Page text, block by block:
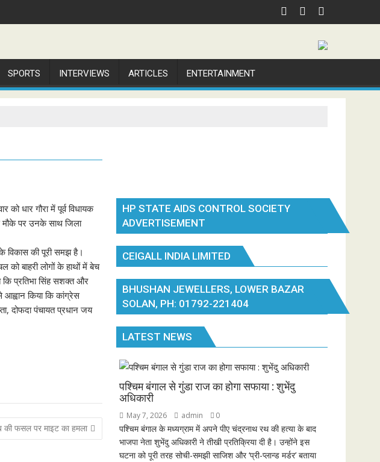
SPORTS INTERVIEWS ARTICLES ENTERTAINMENT
धार गौरा में पूर्व विधायक
मौके पर उनके साथ जिला
विकास की पूरी समझ है।
को बाहरी लोगों के हाथों में बेच
कि प्रतिभा सिंह सशक्त और
किया कि कांग्रेस
दोफदा पंचायत प्रधान जय
की फसल पर माइट का हमला
HP STATE AIDS CONTROL SOCIETY
ADVERTISEMENT
CEIGALL INDIA LIMITED
BHUSHAN JEWELLERS, LOWER BAZAR
SOLAN, PH: 01792-221404
LATEST NEWS
पश्चिम बंगाल से गुंडा राज का होगा सफाया : शुभेंदु
अधिकारी
May 7, 2026 admin 0
पश्चिम बंगाल के मध्यग्राम में अपने पीए चंद्रनाथ रथ की हत्या के बाद
भाजपा नेता शुभेंदु अधिकारी ने तीखी प्रतिक्रिया दी है। उन्होंने इस
घटना को पूरी तरह सोची-समझी साजिश और ‘प्री-प्लान्ड मर्डर’ बताया